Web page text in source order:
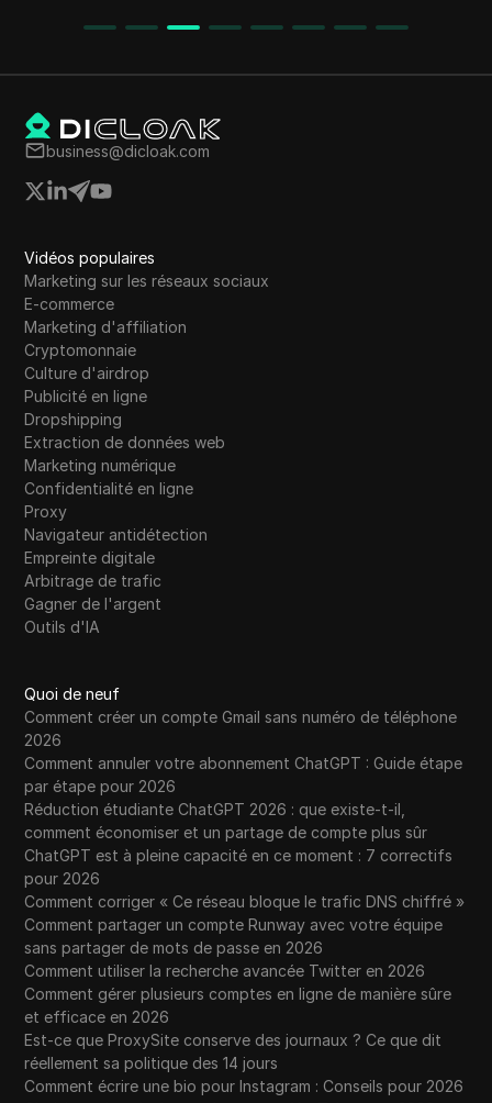
business@dicloak.com
Vidéos populaires
Marketing sur les réseaux sociaux
E-commerce
Marketing d'affiliation
Cryptomonnaie
Culture d'airdrop
Publicité en ligne
Dropshipping
Extraction de données web
Marketing numérique
Confidentialité en ligne
Proxy
Navigateur antidétection
Empreinte digitale
Arbitrage de trafic
Gagner de l'argent
Outils d'IA
Quoi de neuf
Comment créer un compte Gmail sans numéro de téléphone
2026
Comment annuler votre abonnement ChatGPT : Guide étape
par étape pour 2026
Réduction étudiante ChatGPT 2026 : que existe-t-il,
comment économiser et un partage de compte plus sûr
ChatGPT est à pleine capacité en ce moment : 7 correctifs
pour 2026
Comment corriger « Ce réseau bloque le trafic DNS chiffré »
Comment partager un compte Runway avec votre équipe
sans partager de mots de passe en 2026
Comment utiliser la recherche avancée Twitter en 2026
Comment gérer plusieurs comptes en ligne de manière sûre
et efficace en 2026
Est-ce que ProxySite conserve des journaux ? Ce que dit
réellement sa politique des 14 jours
Comment écrire une bio pour Instagram : Conseils pour 2026